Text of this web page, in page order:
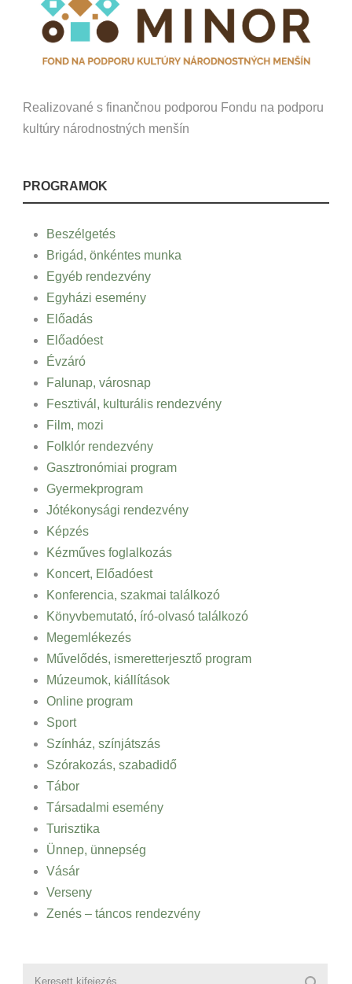
Realizované s finančnou podporou Fondu na podporu
kultúry národnostných menšín
PROGRAMOK
Beszélgetés
Brigád, önkéntes munka
Egyéb rendezvény
Egyházi esemény
Előadás
Előadóest
Évzáró
Falunap, városnap
Fesztivál, kulturális rendezvény
Film, mozi
Folklór rendezvény
Gasztronómiai program
Gyermekprogram
Jótékonysági rendezvény
Képzés
Kézműves foglalkozás
Koncert, Előadóest
Konferencia, szakmai találkozó
Könyvbemutató, író-olvasó találkozó
Megemlékezés
Művelődés, ismeretterjesztő program
Múzeumok, kiállítások
Online program
Sport
Színház, színjátszás
Szórakozás, szabadidő
Tábor
Társadalmi esemény
Turisztika
Ünnep, ünnepség
Vásár
Verseny
Zenés – táncos rendezvény